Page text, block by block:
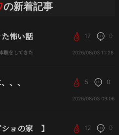
の新着記事
怖い話
験をしてきた
17 0
2026/08/03 11:28
、、 5 0
2026/08/03 09:06
ョの家 】 12 0